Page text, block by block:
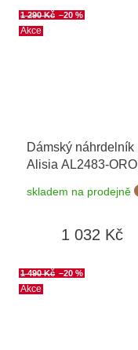
Akce
1 290 Kč –20 %
Dámský náhrdelník
Alisia AL2483-ORO
skladem na prodejně
1 032 Kč
Akce
1 490 Kč –20 %